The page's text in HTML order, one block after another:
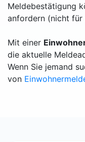
Meldebestätigung
anfordern (nicht für
Mit einer
die aktuelle
Wenn Sie jemand
von